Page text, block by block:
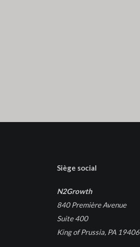
Siège social
N2Growth
840 Première Avenue
Suite 400
King of Prussia, PA 19406